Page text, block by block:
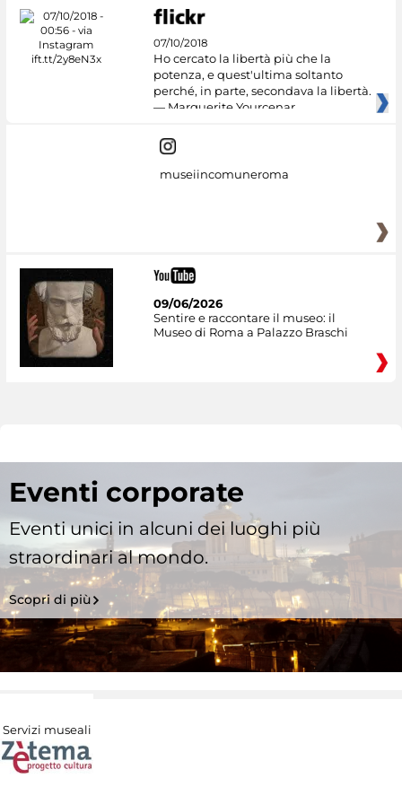
07/10/2018
Ho cercato la libertà più che la
potenza, e quest'ultima soltanto
perché, in parte, secondava la libertà.
— Marguerite Yourcenar
museiincomuneroma
09/06/2026
Sentire e raccontare il museo: il
Museo di Roma a Palazzo Braschi
Eventi corporate
Eventi unici in alcuni dei luoghi più
straordinari al mondo.
Scopri di più
Servizi museali